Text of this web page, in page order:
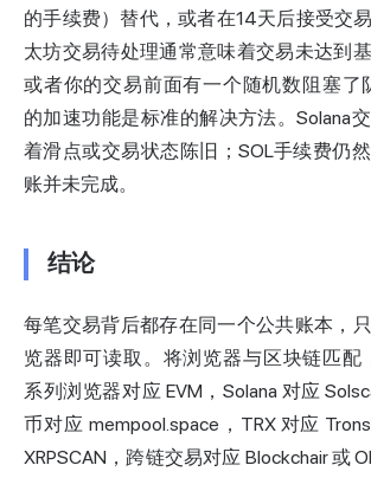
的手续费）替代，或者在14天后接受交
太坊交易待处理通常意味着交易未达到
或者你的交易前面有一个随机数阻塞了
的加速功能是标准的解决方法。Solana
着滑点或交易状态陈旧；SOL手续费仍
账并未完成。
结论
每笔交易背后都存在同一个公共账本，
览器即可读取。将浏览器与区块链匹配
系列浏览器对应 EVM，Solana 对应
币对应 mempool.space，TRX 对应
XRPSCAN，跨链交易对应 Blockchair 或